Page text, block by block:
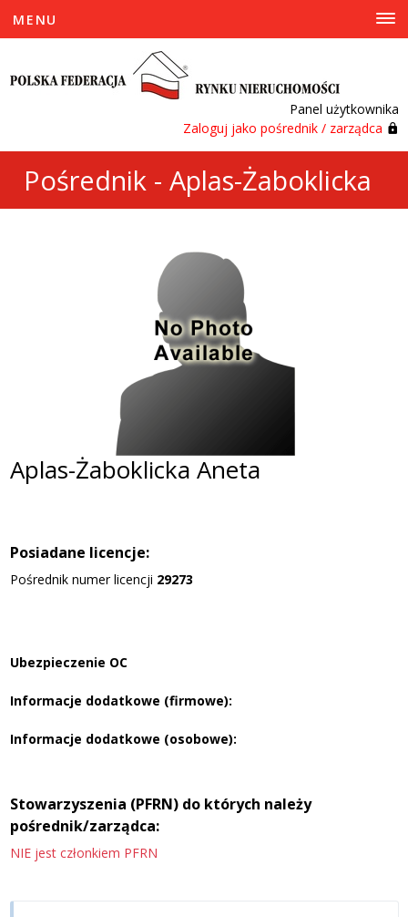
Panel użytkownika
Zaloguj jako pośrednik / zarządca
MENU
Pośrednik - Aplas-Żaboklicka
Aplas-Żaboklicka Aneta
Posiadane licencje:
Pośrednik numer licencji 29273
Ubezpieczenie OC
Informacje dodatkowe (firmowe):
Informacje dodatkowe (osobowe):
Stowarzyszenia (PFRN) do których należy
pośrednik/zarządca:
NIE jest członkiem PFRN